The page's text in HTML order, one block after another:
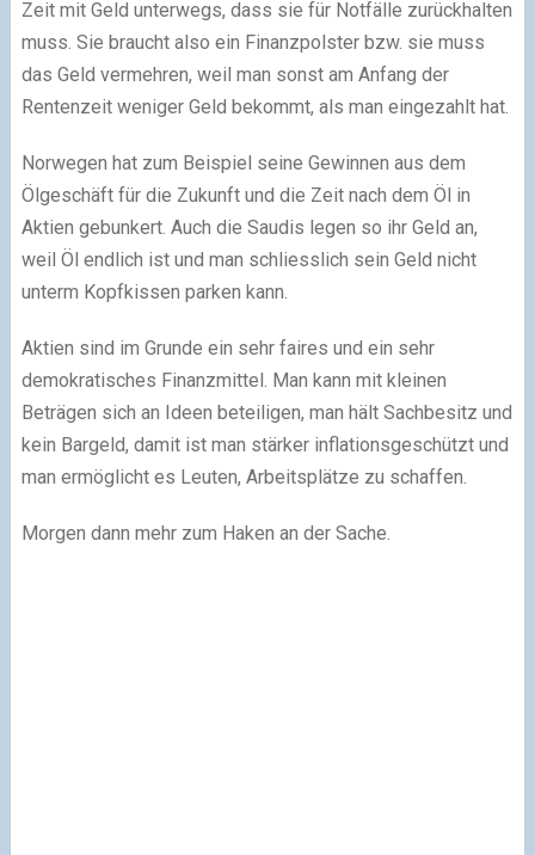
Zeit mit Geld unterwegs, dass sie für Notfälle zurückhalten
muss. Sie braucht also ein Finanzpolster bzw. sie muss
das Geld vermehren, weil man sonst am Anfang der
Rentenzeit weniger Geld bekommt, als man eingezahlt hat.
Norwegen hat zum Beispiel seine Gewinnen aus dem
Ölgeschäft für die Zukunft und die Zeit nach dem Öl in
Aktien gebunkert. Auch die Saudis legen so ihr Geld an,
weil Öl endlich ist und man schliesslich sein Geld nicht
unterm Kopfkissen parken kann.
Aktien sind im Grunde ein sehr faires und ein sehr
demokratisches Finanzmittel. Man kann mit kleinen
Beträgen sich an Ideen beteiligen, man hält Sachbesitz und
kein Bargeld, damit ist man stärker inflationsgeschützt und
man ermöglicht es Leuten, Arbeitsplätze zu schaffen.
Morgen dann mehr zum Haken an der Sache.